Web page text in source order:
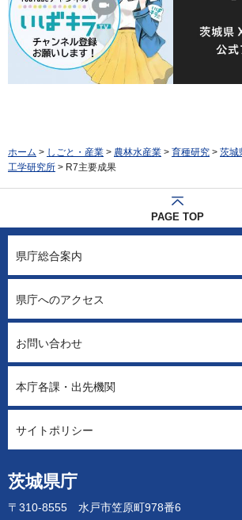
ホーム > しごと・産業 > 農林水産業 > 育種研究 > 茨城
工学研究所 > R7主要成果
PAGE TOP
茨城県庁
〒310-8555 水戸市笠原町978番6
県庁総合案内
県庁へのアクセス
お問い合わせ
本庁各課・出先機関
サイトポリシー